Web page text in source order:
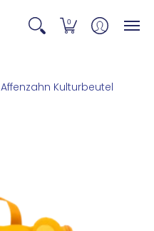
0
Affenzahn Kulturbeutel